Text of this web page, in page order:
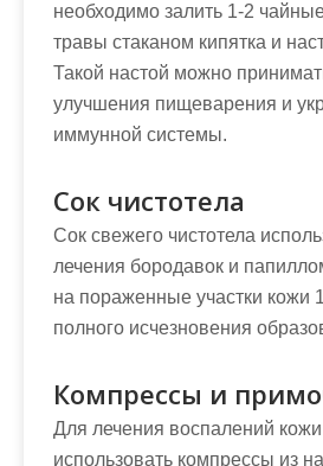
необходимо залить 1-2
травы стаканом кипятка и
Такой настой можно
улучшения пищеварения и
иммунной системы.
Сок чистотела
Сок свежего чистотела
лечения бородавок и
на пораженные участки кожи
полного исчезновения
Компрессы и
Для лечения воспалений
использовать компрессы из